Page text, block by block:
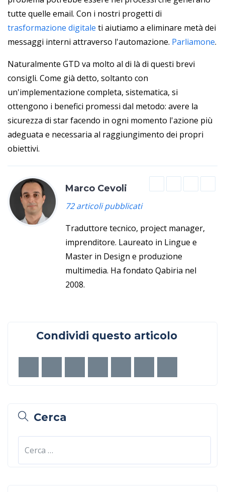
tutte quelle email. Con i nostri progetti di
trasformazione digitale ti aiutiamo a eliminare metà dei
messaggi interni attraverso l'automazione. Parliamone.
Naturalmente GTD va molto al di là di questi brevi
consigli. Come già detto, soltanto con
un'implementazione completa, sistematica, si
ottengono i benefici promessi dal metodo: avere la
sicurezza di star facendo in ogni momento l'azione più
adeguata e necessaria al raggiungimento dei propri
obiettivi.
Marco Cevoli
72 articoli pubblicati
Traduttore tecnico, project manager,
imprenditore. Laureato in Lingue e
Master in Design e produzione
multimedia. Ha fondato Qabiria nel
2008.
Condividi questo articolo
Cerca